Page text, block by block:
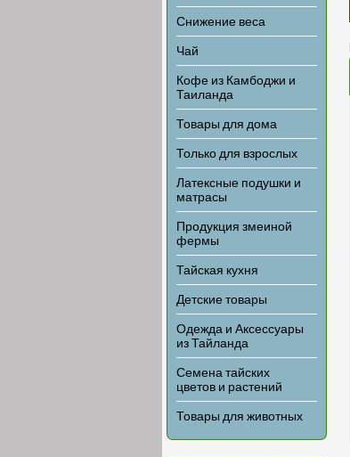
Снижение веса
Чай
Кофе из Камбоджи и
Таиланда
Товары для дома
Только для взрослых
Латексные подушки и
матрасы
Продукция змеиной
фермы
Тайская кухня
Детские товары
Одежда и Аксессуары
из Тайланда
Семена тайских
цветов и растений
Товары для животных